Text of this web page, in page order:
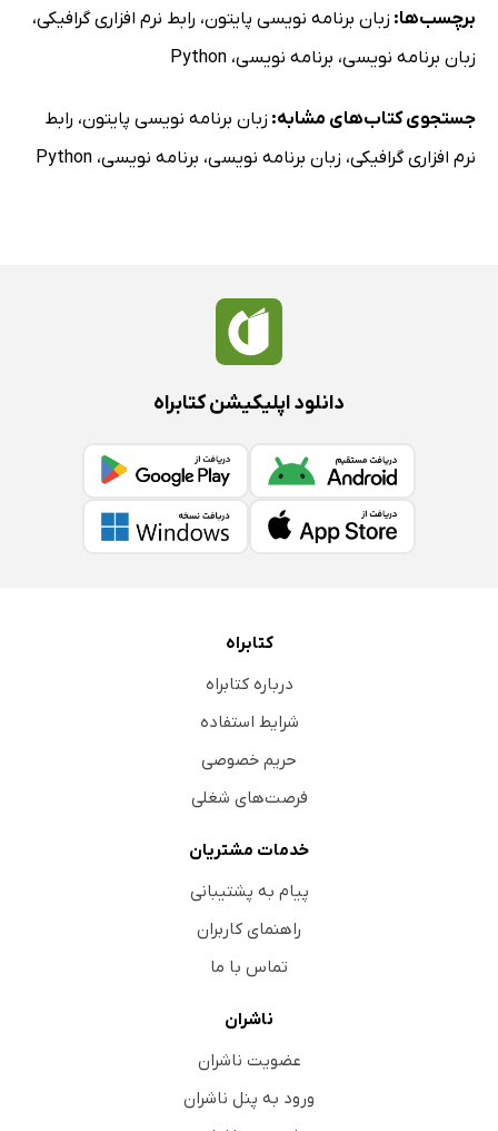
برچسب‌ها: زبان برنامه نویسی پایتون، رابط نرم افزاری گرافیکی،
زبان برنامه نویسی، برنامه نویسی، Python
جستجوی کتاب‌های مشابه: زبان برنامه نویسی پایتون، رابط
نرم افزاری گرافیکی، زبان برنامه نویسی، برنامه نویسی، Python
دانلود اپلیکیشن کتابراه
کتابراه
درباره کتابراه
شرایط استفاده
حریم خصوصی
فرصت‌های شغلی
خدمات مشتریان
پیام به پشتیبانی
راهنمای کاربران
تماس با ما
ناشران
عضویت ناشران
ورود به پنل ناشران